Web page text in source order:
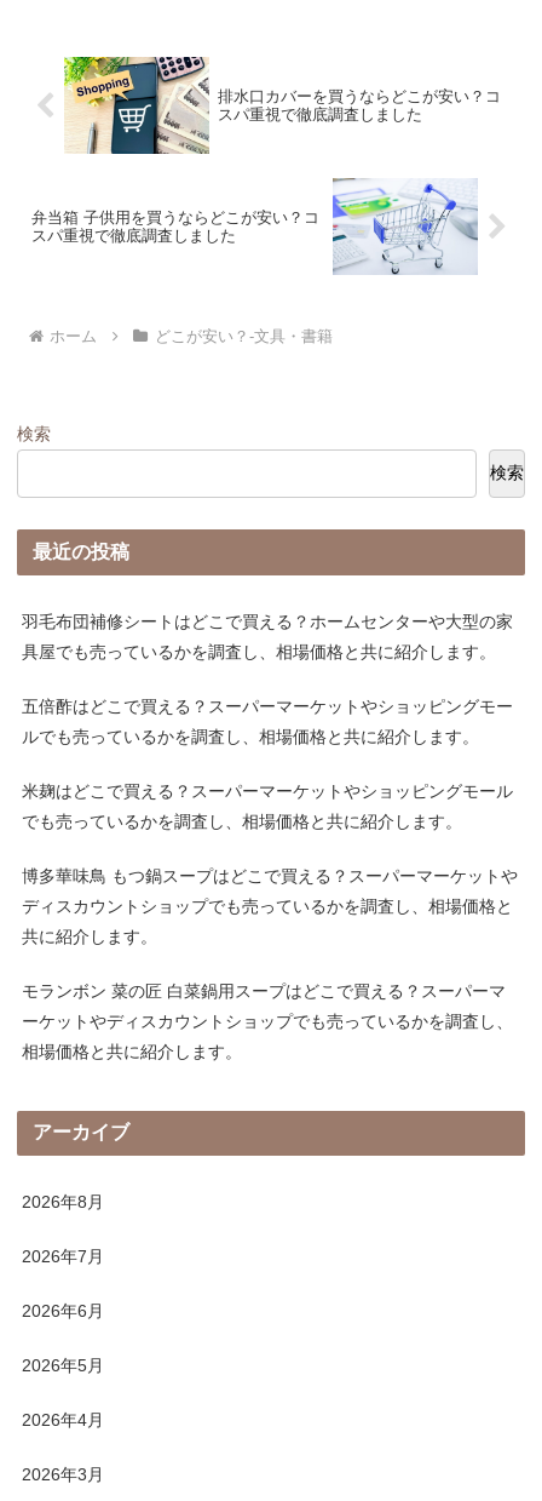
排水口カバーを買うならどこが安い？コ
スパ重視で徹底調査しました
弁当箱 子供用を買うならどこが安い？コ
スパ重視で徹底調査しました
ホーム どこが安い？-文具・書籍
検索
検索
最近の投稿
羽毛布団補修シートはどこで買える？ホームセンターや大型の家
具屋でも売っているかを調査し、相場価格と共に紹介します。
五倍酢はどこで買える？スーパーマーケットやショッピングモー
ルでも売っているかを調査し、相場価格と共に紹介します。
米麹はどこで買える？スーパーマーケットやショッピングモール
でも売っているかを調査し、相場価格と共に紹介します。
博多華味鳥 もつ鍋スープはどこで買える？スーパーマーケットや
ディスカウントショップでも売っているかを調査し、相場価格と
共に紹介します。
モランボン 菜の匠 白菜鍋用スープはどこで買える？スーパーマ
ーケットやディスカウントショップでも売っているかを調査し、
相場価格と共に紹介します。
アーカイブ
2026年8月
2026年7月
2026年6月
2026年5月
2026年4月
2026年3月